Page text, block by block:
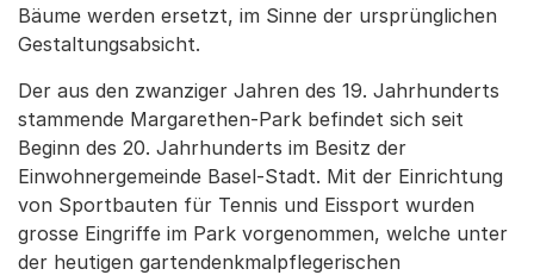
Bäume werden ersetzt, im Sinne der ursprünglichen
Gestaltungsabsicht.
Der aus den zwanziger Jahren des 19. Jahrhunderts
stammende Margarethen-Park befindet sich seit
Beginn des 20. Jahrhunderts im Besitz der
Einwohnergemeinde Basel-Stadt. Mit der Einrichtung
von Sportbauten für Tennis und Eissport wurden
grosse Eingriffe im Park vorgenommen, welche unter
der heutigen gartendenkmalpflegerischen